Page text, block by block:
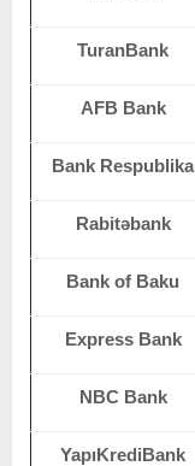
TuranBank
AFB Bank
Bank Respublika
Rabitəbank
Bank of Baku
Express Bank
NBC Bank
YapıKrediBank